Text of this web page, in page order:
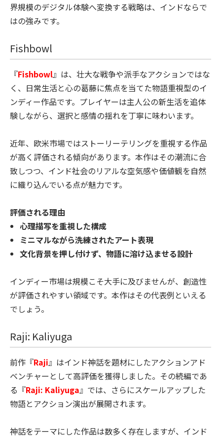
界規模のデジタル体験へ変換する戦略は、インドならで
はの強みです。
Fishbowl
『Fishbowl』は、壮大な戦争や派手なアクションではな
く、日常生活と心の葛藤に焦点を当てた物語重視型のイ
ンディー作品です。プレイヤーは主人公の新生活を追体
験しながら、選択と感情の揺れを丁寧に味わいます。
近年、欧米市場ではストーリーテリングを重視する作品
が高く評価される傾向があります。本作はその潮流に合
致しつつ、インド社会のリアルな空気感や価値観を自然
に織り込んでいる点が魅力です。
評価される理由
心理描写を重視した構成
ミニマルながら洗練されたアート表現
文化背景を押し付けず、物語に溶け込ませる設計
インディー市場は規模こそ大手に及びませんが、創造性
が評価されやすい領域です。本作はその代表例といえる
でしょう。
Raji: Kaliyuga
前作『Raji』はインド神話を題材にしたアクションアド
ベンチャーとして高評価を獲得しました。その続編であ
る『Raji: Kaliyuga』では、さらにスケールアップした
物語とアクション演出が展開されます。
神話をテーマにした作品は数多く存在しますが、インド